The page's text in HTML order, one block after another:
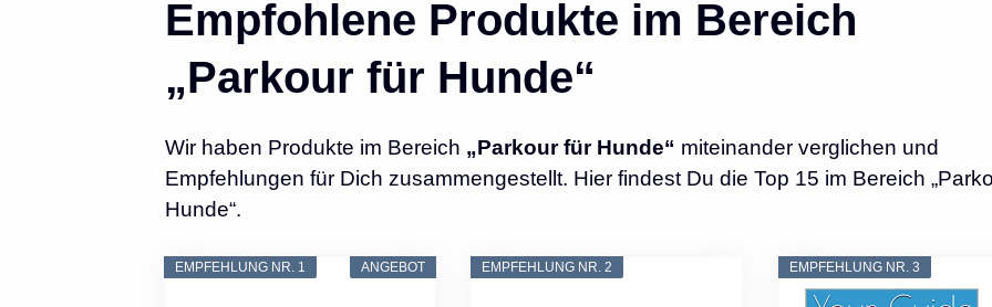
Empfohlene Produkte im Bereich
„Parkour für Hunde“
Wir haben Produkte im Bereich „Parkour für Hunde“ miteinander verglichen und
Empfehlungen für Dich zusammengestellt. Hier findest Du die Top 15 im Bereich
Hunde“.
ANGEBOT
EMPFEHLUNG NR. 1 EMPFEHLUNG NR. 2 EMPFEHLUNG NR. 3